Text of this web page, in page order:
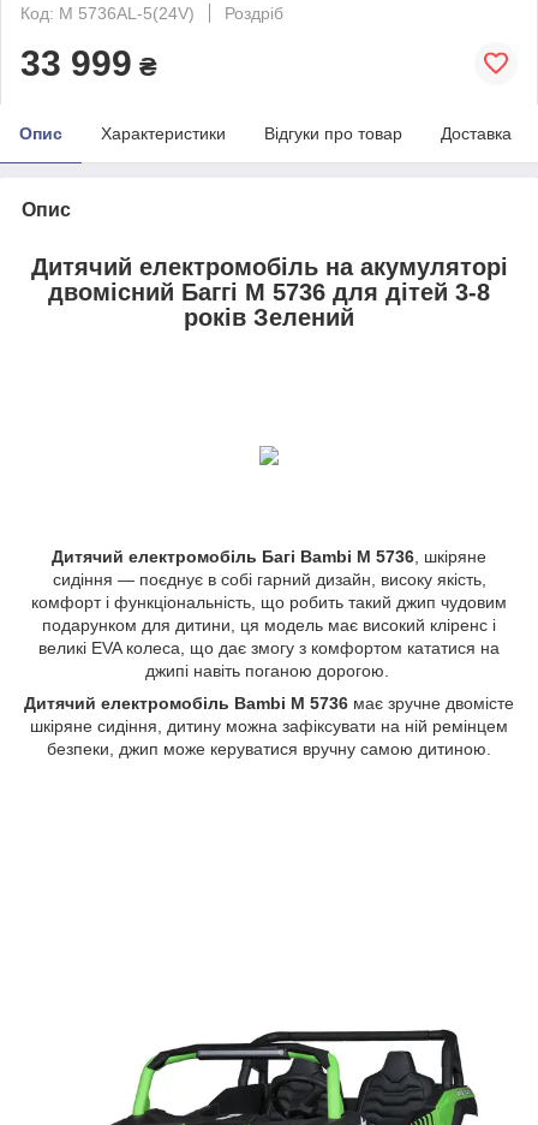
Код: M 5736AL-5(24V)
Роздріб
33 999 ₴
Опис Характеристики Відгуки про товар Доставка
Опис
Дитячий електромобіль на акумуляторі
двомісний Баггі M 5736 для дітей 3-8
років Зелений
Дитячий електромобіль Багі Bambi M 5736, шкіряне
сидіння — поєднує в собі гарний дизайн, високу якість,
комфорт і функціональність, що робить такий джип чудовим
подарунком для дитини, ця модель має високий кліренс і
великі EVA колеса, що дає змогу з комфортом кататися на
джипі навіть поганою дорогою.
Дитячий електромобіль Bambi M 5736 має зручне двомісте
шкіряне сидіння, дитину можна зафіксувати на ній ремінцем
безпеки, джип може керуватися вручну самою дитиною.